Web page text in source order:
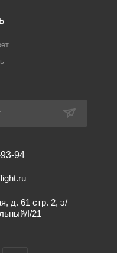
94
д. 61 стр. 2, э/
I/21